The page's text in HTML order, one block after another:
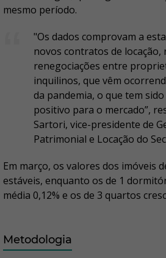
mesmo período.
"Os dados comprovam a
novos contratos de locação,
renegociações entre
inquilinos, que vêm
da pandemia, o que tem
positivo para o mercado”,
Sartori, vice-presidente de
Patrimonial e Locação do
Em março, os valores dos imóveis
estáveis, enquanto os de 1
média 0,12% e os de 3 quartos
Metodologia